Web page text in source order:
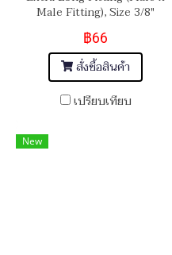
Male Fitting), Size 3/8"
BSPT-18 Length 2"
฿66
สั่งซื้อสินค้า
เปรียบเทียบ
New